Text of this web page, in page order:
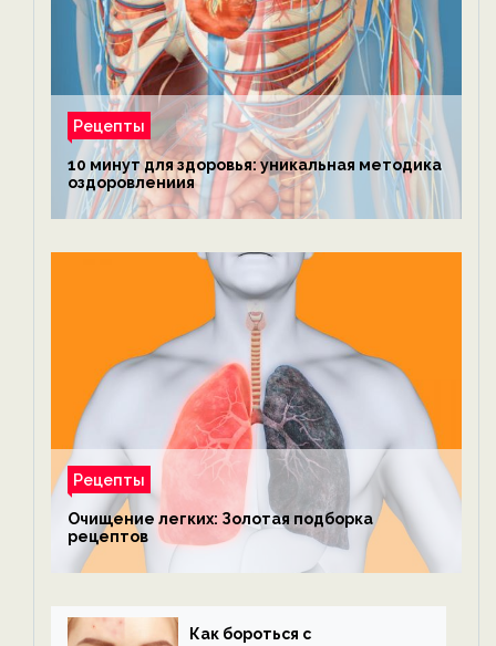
Рецепты
10 минут для здоровья: уникальная методика
оздоровлениия
Рецепты
Очищение легких: Золотая подборка
рецептов
Как бороться с